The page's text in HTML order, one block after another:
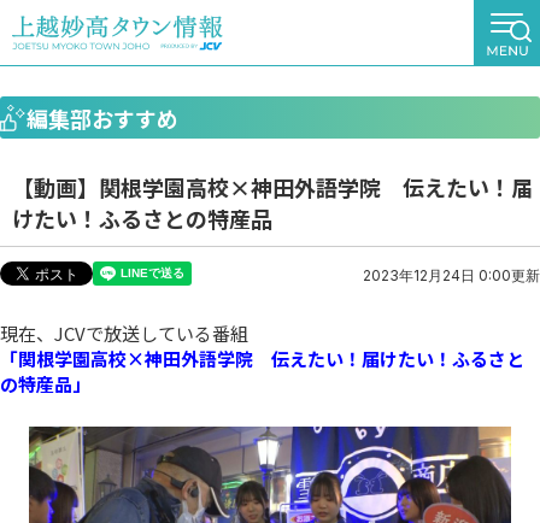
編集部おすすめ
【動画】関根学園高校×神田外語学院 伝えたい！届
けたい！ふるさとの特産品
2023年12月24日 0:00更新
現在、JCVで放送している番組
「関根学園高校×神田外語学院 伝えたい！届けたい！ふるさと
の特産品」